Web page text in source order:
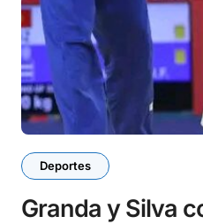
Deportes
Granda y Silva